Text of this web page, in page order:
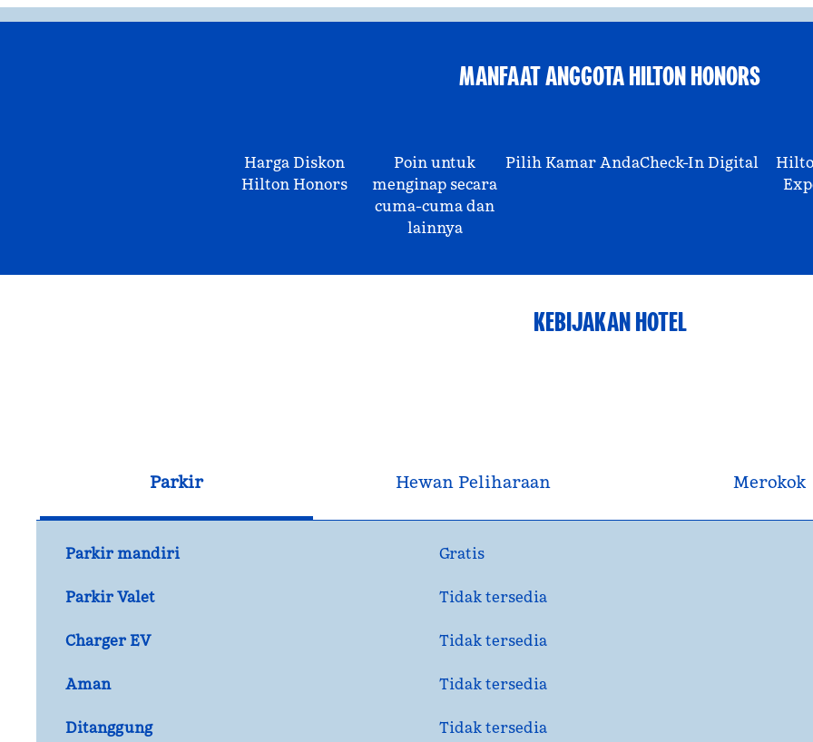
MANFAAT ANGGOTA HILTON HONORS
Harga Diskon
Hilton Honors
Poin untuk
menginap secara
cuma-cuma dan
lainnya
Pilih Kamar AndaCheck-In Digital
KEBIJAKAN HOTEL
Parkir Hewan Peliharaan Merokok
Parkir mandiri Gratis
Parkir Valet Tidak tersedia
Charger EV Tidak tersedia
Aman Tidak tersedia
Ditanggung Tidak tersedia